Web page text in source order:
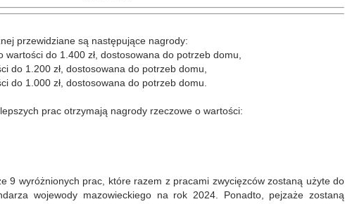
przewidziane są następujące nagrody:
wartości do 1.400 zł, dostosowana do potrzeb domu,
do 1.200 zł, dostosowana do potrzeb domu,
do 1.000 zł, dostosowana do potrzeb domu.
prac otrzymają nagrody rzeczowe o wartości:
9 wyróżnionych prac, które razem z pracami zwycięzców zostaną użyte do
wojewody mazowieckiego na rok 2024. Ponadto, pejzaże zostaną